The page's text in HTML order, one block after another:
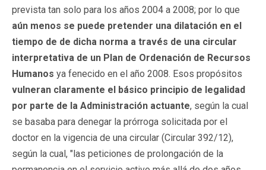
prevista tan solo para los años 2004 a 2008; por lo que
aún menos se puede pretender una dilatación en el
tiempo de de dicha norma a través de una circular
interpretativa de un Plan de Ordenación de Recursos
Humanos ya fenecido en el año 2008. Esos propósitos
vulneran claramente el básico principio de legalidad
por parte de la Administración actuante, según la cual
se basaba para denegar la prórroga solicitada por el
doctor en la vigencia de una circular (Circular 392/12),
según la cual, "las peticiones de prolongación de la